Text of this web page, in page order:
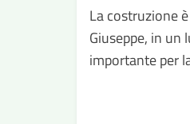
La costruzione
Giuseppe, in
importante per